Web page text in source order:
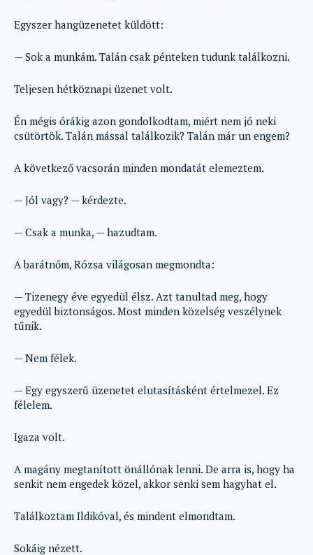
Egyszer hangüzenetet küldött:
— Sok a munkám. Talán csak pénteken tudunk találkozni.
Teljesen hétköznapi üzenet volt.
Én mégis órákig azon gondolkodtam, miért nem jó neki
csütörtök. Talán mással találkozik? Talán már un engem?
A következő vacsorán minden mondatát elemeztem.
— Jól vagy? — kérdezte.
— Csak a munka, — hazudtam.
A barátnőm, Rózsa világosan megmondta:
— Tizenegy éve egyedül élsz. Azt tanultad meg, hogy
egyedül biztonságos. Most minden közelség veszélynek
tűnik.
— Nem félek.
— Egy egyszerű üzenetet elutasításként értelmezel. Ez
félelem.
Igaza volt.
A magány megtanított önállónak lenni. De arra is, hogy ha
senkit nem engedek közel, akkor senki sem hagyhat el.
Találkoztam Ildikóval, és mindent elmondtam.
Sokáig nézett.